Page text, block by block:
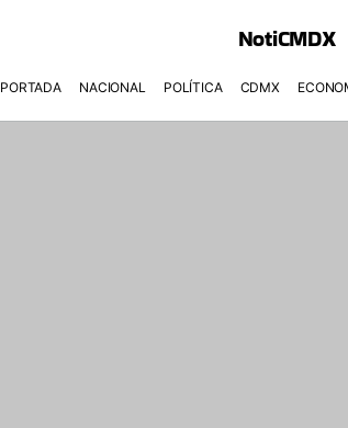
NotiCMDX
PORTADA NACIONAL POLÍTICA CDMX